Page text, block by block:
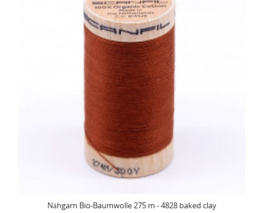
Nähgarn Bio-Baumwolle 275 m - 4828 baked clay